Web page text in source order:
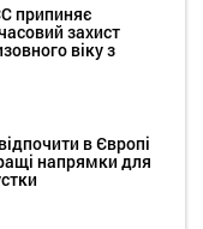
припиняє
захист
віку з
в Європі
напрямки для